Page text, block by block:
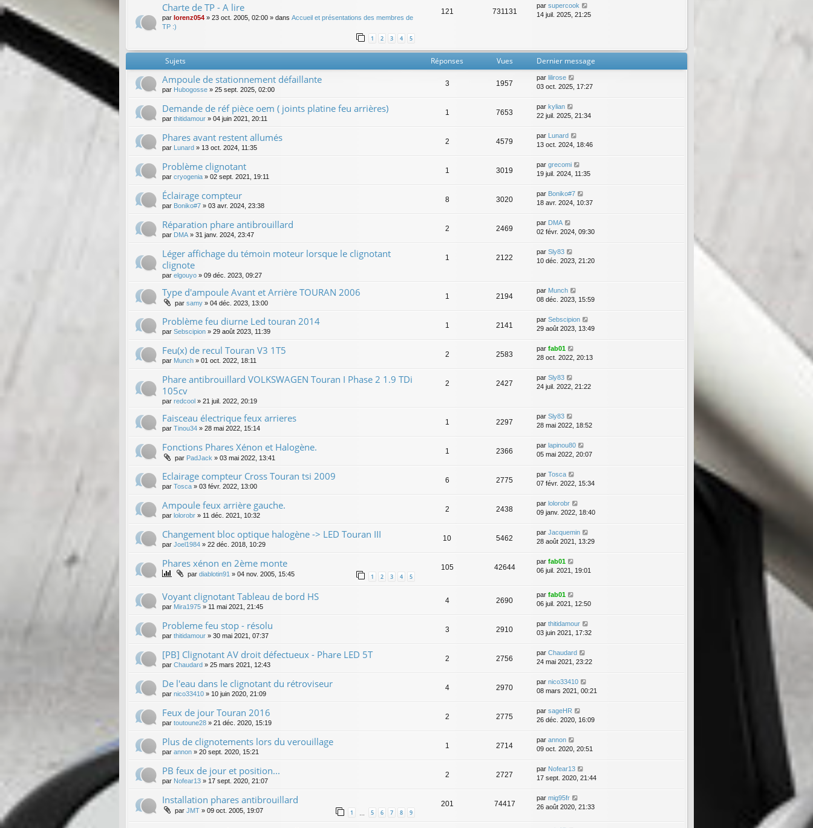
Charte de TP - A lire
par lorenz054 » 23 oct. 2005, 02:00 » dans Accueil et présentations des membres de
TP :)
1 2 3 4 5
121 731131
par supercook
14 juil. 2025, 21:25
Sujets Réponses Vues Dernier message
Ampoule de stationnement défaillante
par Hubogosse » 25 sept. 2025, 02:00
3 1957
par lilirose
03 oct. 2025, 17:27
Demande de réf pièce oem ( joints platine feu arrières)
par thitidamour » 04 juin 2021, 20:11
1 7653
par kylian
22 juil. 2025, 21:34
Phares avant restent allumés
par Lunard » 13 oct. 2024, 11:35
2 4579
par Lunard
13 oct. 2024, 18:46
Problème clignotant
par cryogenia » 02 sept. 2021, 19:11
1 3019
par grecomi
19 juil. 2024, 11:35
Éclairage compteur
par Boniko#7 » 03 avr. 2024, 23:38
8 3020
par Boniko#7
18 avr. 2024, 10:37
Réparation phare antibrouillard
par DMA » 31 janv. 2024, 23:47
2 2469
par DMA
02 févr. 2024, 09:30
Léger affichage du témoin moteur lorsque le clignotant
clignote
par elgouyo » 09 déc. 2023, 09:27
1 2122
par Sly83
10 déc. 2023, 21:20
Type d'ampoule Avant et Arrière TOURAN 2006
par samy » 04 déc. 2023, 13:00
1 2194
par Munch
08 déc. 2023, 15:59
Problème feu diurne Led touran 2014
par Sebscipion » 29 août 2023, 11:39
1 2141
par Sebscipion
29 août 2023, 13:49
Feu(x) de recul Touran V3 1T5
par Munch » 01 oct. 2022, 18:11
2 2583
par fab01
28 oct. 2022, 20:13
Phare antibrouillard VOLKSWAGEN Touran I Phase 2 1.9 TDi
105cv
par redcool » 21 juil. 2022, 20:19
2 2427
par Sly83
24 juil. 2022, 21:22
Faisceau électrique feux arrieres
par Tinou34 » 28 mai 2022, 15:14
1 2297
par Sly83
28 mai 2022, 18:52
Fonctions Phares Xénon et Halogène.
par PadJack » 03 mai 2022, 13:41
1 2366
par lapinou80
05 mai 2022, 20:07
Eclairage compteur Cross Touran tsi 2009
par Tosca » 03 févr. 2022, 13:00
6 2775
par Tosca
07 févr. 2022, 15:34
Ampoule feux arrière gauche.
par lolorobr » 11 déc. 2021, 10:32
2 2438
par lolorobr
09 janv. 2022, 18:40
Changement bloc optique halogène -> LED Touran III
par Joel1984 » 22 déc. 2018, 10:29
10 5462
par Jacquemin
28 août 2021, 13:29
Phares xénon en 2ème monte
par diablotin91 » 04 nov. 2005, 15:45 1 2 3 4 5
105 42644
par fab01
06 juil. 2021, 19:01
Voyant clignotant Tableau de bord HS
par Mira1975 » 11 mai 2021, 21:45
4 2690
par fab01
06 juil. 2021, 12:50
Probleme feu stop - résolu
par thitidamour » 30 mai 2021, 07:37
3 2910
par thitidamour
03 juin 2021, 17:32
[PB] Clignotant AV droit défectueux - Phare LED 5T
par Chaudard » 25 mars 2021, 12:43
2 2756
par Chaudard
24 mai 2021, 23:22
De l'eau dans le clignotant du rétroviseur
par nico33410 » 10 juin 2020, 21:09
4 2970
par nico33410
08 mars 2021, 00:21
Feux de jour Touran 2016
par toutoune28 » 21 déc. 2020, 15:19
2 2775
par sageHR
26 déc. 2020, 16:09
Plus de clignotements lors du verouillage
par annon » 20 sept. 2020, 15:21
1 2714
par annon
09 oct. 2020, 20:51
PB feux de jour et position...
par Nofear13 » 17 sept. 2020, 21:07
2 2727
par Nofear13
17 sept. 2020, 21:44
Installation phares antibrouillard
par JMT » 09 oct. 2005, 19:07 1 5 6 7 8 9
201 74417
par mig95fr
26 août 2020, 21:33